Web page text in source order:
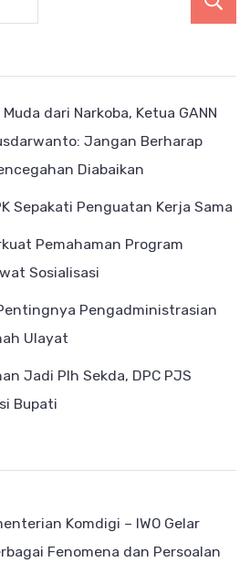
dari Narkoba, Ketua GANN
Jangan Berharap
Diabaikan
Sepakati Penguatan Kerja Sama
Pemahaman Program
Sosialisasi
Pengadministrasian
Ulayat
Jadi Plh Sekda, DPC PJS
Bupati
Komdigi – IWO Gelar
Fenomena dan Persoalan